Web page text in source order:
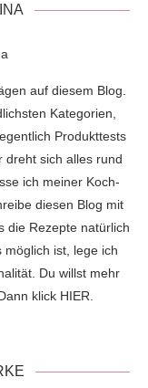
auf diesem Blog.
Kategorien,
Produkttests
dreht sich alles rund
ich meiner Koch-
diesen Blog mit
die Rezepte natürlich
möglich ist, lege ich
Du willst mehr
klick HIER.